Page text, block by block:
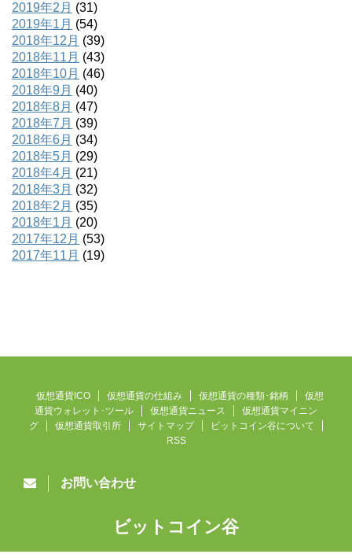
2019年2月 (31)
2019年1月 (54)
2018年12月 (39)
2018年11月 (43)
2018年10月 (46)
2018年9月 (40)
2018年8月 (47)
2018年7月 (39)
2018年6月 (34)
2018年5月 (29)
2018年4月 (21)
2018年3月 (32)
2018年2月 (35)
2018年1月 (20)
2017年12月 (53)
2017年11月 (19)
仮想通貨ICO 仮想通貨の仕組み 仮想通貨の種類･銘柄
仮想
通貨ウォレット･ツール
仮想通貨ニュース
仮想通貨マイニン
グ
仮想通貨取引所 サイトマップ
ビットコイン谷について
RSS
お問い合わせ
ビットコイン谷